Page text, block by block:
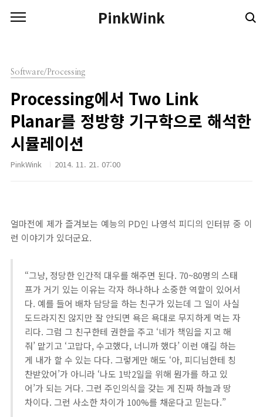
PinkWink
Software/Processing
Processing에서 Two Link
Planar를 정방향 기구학으로 해석한
시뮬레이션
PinkWink 2014. 11. 21. 07:00
얼마전에 제가 즐겨보는 예능의 PD인 나영석 피디의 인터뷰 중 이
런 이야기가 있더군요.
“그냥, 정당한 인간적 대우를 해주면 된다. 70~80명의 스태
프가 거기 있는 이유는 각자 하나하나 소중한 역할이 있어서
다. 예를 들어 배차 담당을 하는 친구가 있는데 그 일이 사실
도드라지진 않지만 잘 안되면 욕은 욕대로 무지하게 먹는 자
리다. 그럼 그 친구한테 권한을 주고 ‘네가 책임을 지고 해
줘’ 맡기고 ‘고맙다, 수고했다, 너니까 했다’ 이런 얘길 하는
게 내가 할 수 있는 다다. 그렇게만 해도 ‘아, 피디님한테 칭
찬받았어’가 아니라 ‘나도 1박2일을 위해 뭔가를 하고 있
어’가 되는 거다. 그런 주인의식을 갖는 게 진짜 하늘과 땅
차이다. 그런 사소한 차이가 100%를 채운다고 믿는다.”